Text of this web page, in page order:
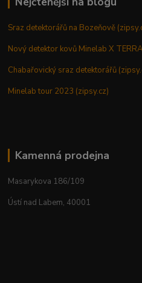
Sraz detektorářů na Bozeňově
Nový detektor kovů Minelab X
Chabařovický sraz detektorářů
Minelab tour 2023 (zipsy.cz)
Kamenná prodejna
Masarykova 186/109
Ústí nad Labem, 40001